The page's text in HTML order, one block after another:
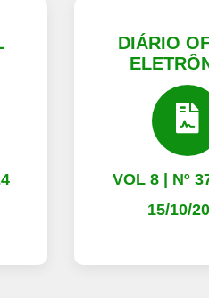
DIÁRIO
VOL 8 | Nº
15/10/